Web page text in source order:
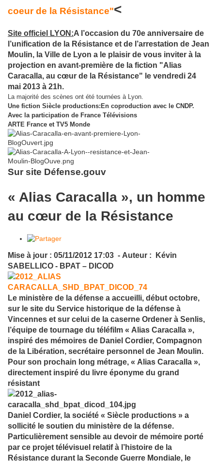
coeur de la Résistance"<
Site officiel LYON:A l’occasion du 70e anniversaire de
l’unification de la Résistance et de l’arrestation de Jean
Moulin, la Ville de Lyon a le plaisir de vous inviter à la
projection en avant-première de la fiction "Alias
Caracalla, au cœur de la Résistance" le vendredi 24
mai 2013 à 21h.
La majorité des scènes ont été tournées à Lyon.
Une fiction Siècle productions:En coproduction avec le CNDP.
Avec la participation de France Télévisions
ARTE France et TV5 Monde
Sur site Défense.gouv
« Alias Caracalla », un homme
au cœur de la Résistance
Mise à jour : 05/11/2012 17:03 - Auteur : Kévin
SABELLICO - BPAT – DICOD
Le ministère de l a défense a accueilli, début octobre,
sur le site du Service historique de la défense à
Vincennes et sur celui de la caserne Ordener à Senlis,
l’équipe de tournage du téléfilm « Alias Caracalla »,
inspiré des mémoires de Daniel Cordier, Compagnon
de la Libération, secrétaire personnel de Jean Moulin.
Pour son prochain long métrage, « Alias Caracalla »,
directement inspiré du livre éponyme du grand
résistant
Daniel Cordier, la société « Siècle productions » a
sollicité le soutien du ministère de la défense.
Particulièrement sensible au devoir de mémoire porté
par ce projet télévisuel relatif à l’histoire de la
Résistance durant la Seconde Guerre Mondiale, le